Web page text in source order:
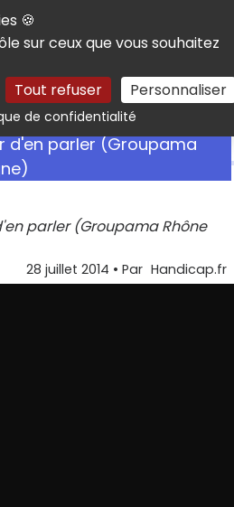
🍪
sur ceux que vous souhaitez
Tout refuser Personnaliser
de confidentialitéRechercher
d'en parler (Groupama
parler (Groupama Rhône
28 juillet 2014 • Par Handicap.fr